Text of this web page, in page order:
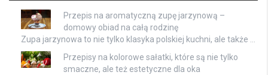
Przepis na aromatyczną zupę jarzynową –
domowy obiad na całą rodzinę
Zupa jarzynowa to nie tylko klasyka polskiej kuchni, ale także …
Przepisy na kolorowe sałatki, które są nie tylko
smaczne, ale też estetyczne dla oka